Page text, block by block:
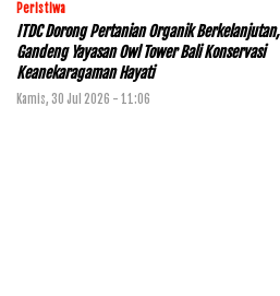
Peristiwa
ITDC Dorong Pertanian Organik Berkelanjutan,
Gandeng Yayasan Owl Tower Bali Konservasi
Keanekaragaman Hayati
Kamis, 30 Jul 2026 - 11:06